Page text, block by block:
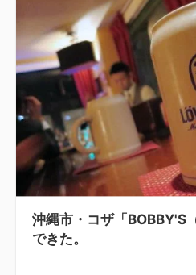
沖縄市・コザ「BOBBY'S
できた。